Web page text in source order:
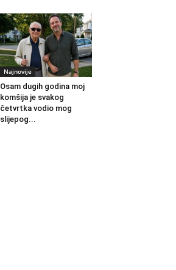
Najnovije
Osam dugih godina moj
komšija je svakog
četvrtka vodio mog
slijepog...